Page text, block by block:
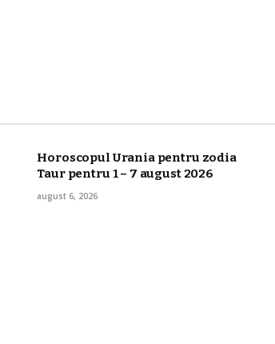
Horoscopul Urania pentru zodia
Taur pentru 1 – 7 august 2026
august 6, 2026